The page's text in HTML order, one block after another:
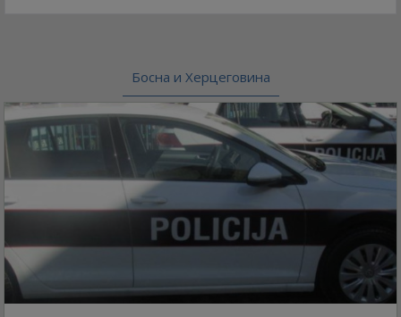
Босна и Херцеговина